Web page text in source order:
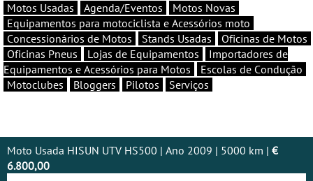
Motos Usadas Agenda/Eventos
Motos Novas
Equipamentos para motociclista e Acessórios moto
Concessionários de Motos
Stands Usadas
Oficinas de Motos
Oficinas Pneus
Lojas de Equipamentos
Importadores de
Equipamentos e Acessórios para Motos
Escolas de Condução
Motoclubes
Bloggers Pilotos Serviços
Moto Usada HISUN UTV HS500 | Ano 2009 | 5000 km | €
6.800,00